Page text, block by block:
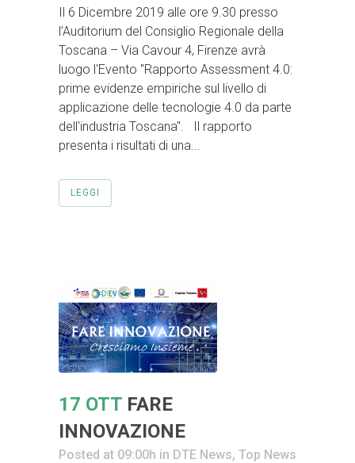
Il 6 Dicembre 2019 alle ore 9.30 presso
l’Auditorium del Consiglio Regionale della
Toscana – Via Cavour 4, Firenze avrà
luogo l'Evento "Rapporto Assessment 4.0:
prime evidenze empiriche sul livello di
applicazione delle tecnologie 4.0 da parte
dell'industria Toscana". Il rapporto
presenta i risultati di una...
LEGGI
17 OTT FARE
INNOVAZIONE
Posted at 09:00h in DTE News, Top News